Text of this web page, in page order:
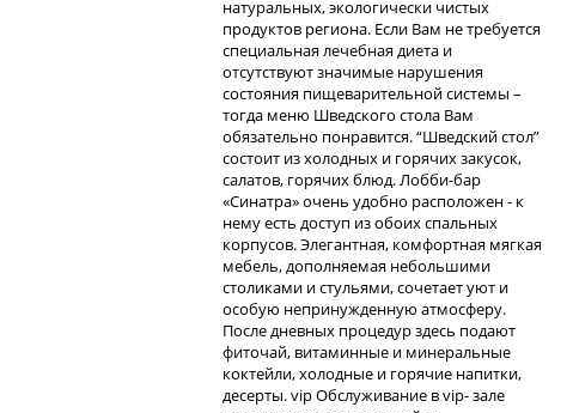
натуральных, экологически чистых
продуктов региона. Если Вам не требуется
специальная лечебная диета и
отсутствуют значимые нарушения
состояния пищеварительной системы –
тогда меню Шведского стола Вам
обязательно понравится. “Шведский стол”
состоит из холодных и горячих закусок,
салатов, горячих блюд. Лобби-бар
«Синатра» очень удобно расположен - к
нему есть доступ из обоих спальных
корпусов. Элегантная, комфортная мягкая
мебель, дополняемая небольшими
столиками и стульями, сочетает уют и
особую непринужденную атмосферу.
После дневных процедур здесь подают
фиточай, витаминные и минеральные
коктейли, холодные и горячие напитки,
десерты. vip Обслуживание в vip- зале